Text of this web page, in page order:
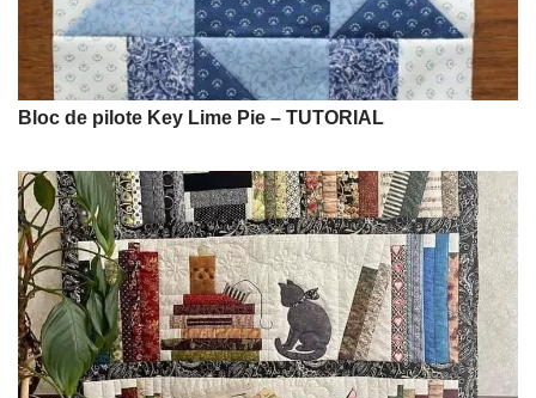
Bloc de pilote Key Lime Pie – TUTORIAL